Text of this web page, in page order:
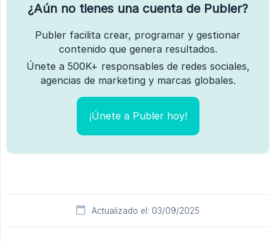
¿Aún no tienes una cuenta de Publer?
Publer facilita crear, programar y gestionar
contenido que genera resultados.
Únete a 500K+ responsables de redes sociales,
agencias de marketing y marcas globales.
¡Únete a Publer hoy!
Actualizado el: 03/09/2025